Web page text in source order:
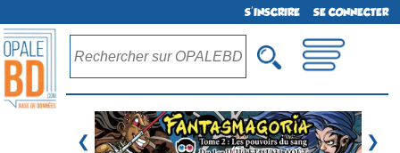
S'INSCRIRE SE CONNECTER
❮ ❯